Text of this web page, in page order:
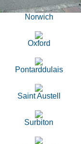
Norwich
Oxford
Pontarddulais
Saint Austell
Surbiton